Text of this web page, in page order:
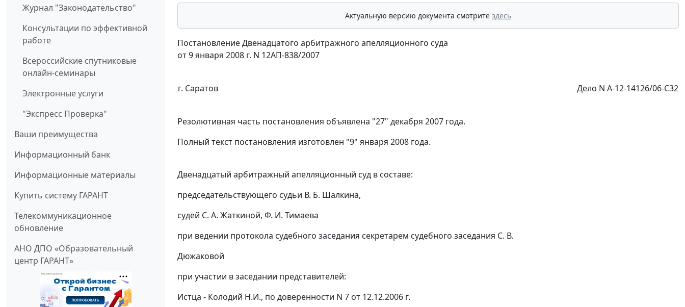
Журнал "Законодательство"
Консультации по эффективной
работе
Всероссийские спутниковые
онлайн-семинары
Электронные услуги
"Экспресс Проверка"
Ваши преимущества
Информационный банк
Информационные материалы
Купить систему ГАРАНТ
Телекоммуникационное
обновление
АНО ДПО «Образовательный
центр ГАРАНТ»
Актуальную версию документа смотрите здесь
Постановление Двенадцатого арбитражного апелляционного суда
от 9 января 2008 г. N 12АП-838/2007
г. Саратов Дело N А-12-14126/06-С32
Резолютивная часть постановления объявлена "27" декабря 2007 года.
Полный текст постановления изготовлен "9" января 2008 года.
Двенадцатый арбитражный апелляционный суд в составе:
председательствующего судьи В. Б. Шалкина,
судей С. А. Жаткиной, Ф. И. Тимаева
при ведении протокола судебного заседания секретарем судебного заседания С. В.
Дюжаковой
при участии в заседании представителей:
Истца - Колодий Н.И., по доверенности N 7 от 12.12.2006 г.